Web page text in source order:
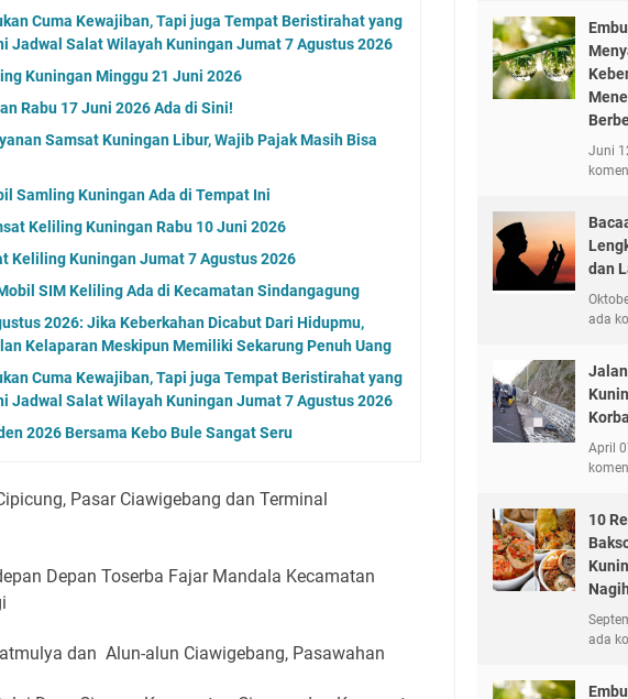
Cuma Kewajiban, Tapi juga Tempat Beristirahat yang
Jadwal Salat Wilayah Kuningan Jumat 7 Agustus 2026
Kuningan Minggu 21 Juni 2026
Rabu 17 Juni 2026 Ada di Sini!
Samsat Kuningan Libur, Wajib Pajak Masih Bisa
Samling Kuningan Ada di Tempat Ini
Keliling Kuningan Rabu 10 Juni 2026
Keliling Kuningan Jumat 7 Agustus 2026
SIM Keliling Ada di Kecamatan Sindangagung
2026: Jika Keberkahan Dicabut Dari Hidupmu,
Kelaparan Meskipun Memiliki Sekarung Penuh Uang
Cuma Kewajiban, Tapi juga Tempat Beristirahat yang
Jadwal Salat Wilayah Kuningan Jumat 7 Agustus 2026
2026 Bersama Kebo Bule Sangat Seru
Pasar Ciawigebang dan Terminal
Depan Toserba Fajar Mandala Kecamatan
dan Alun-alun Ciawigebang, Pasawahan
Juni
dan
ada
April
10
ada